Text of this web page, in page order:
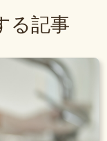
る記事